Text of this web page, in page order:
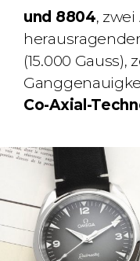
und 8804,
(15.000 Gauss),
Co-Axial-